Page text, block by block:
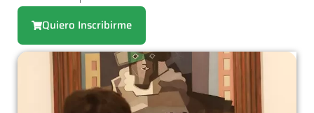
Quiero Inscribirme